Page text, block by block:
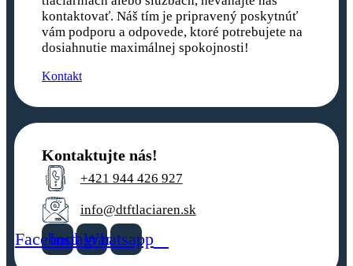
kontaktovať. Náš tím je pripravený poskytnúť
vám podporu a odpovede, ktoré potrebujete na
dosiahnutie maximálnej spokojnosti!
Kontakt
Kontaktujte nás!
+421 944 426 927
info@dtftlaciaren.sk
FacebookInstagramWhatsapp